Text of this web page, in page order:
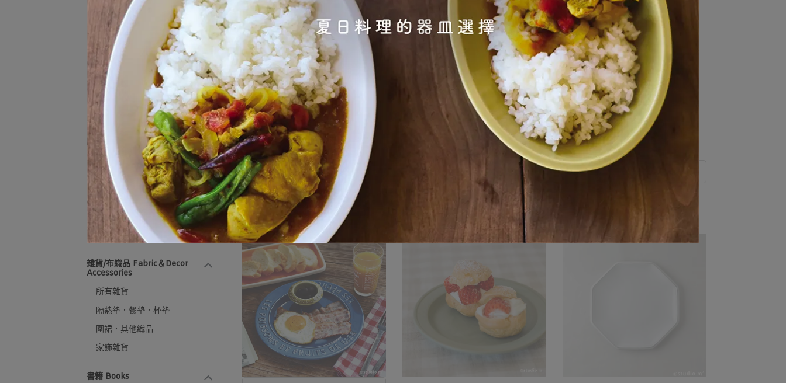
咖啡杯．杯盤組
茶杯．豬口杯
分裝杯．湯吞
啤酒杯．酒杯
廚房道具 Kitchen Tool
所有廚房道具
料理器具
收納瓶/罐
置盤架．托盤
雜貨/布織品 Fabric​＆​Decor
Accessories
所有雜貨
隔熱墊．餐墊．杯墊
圍裙．其他織品
家飾雜貨
書籍 Books
Cream ware小盤 白
NT$590
Fisherman's 6吋盤 靛藍/橄欖綠/焦